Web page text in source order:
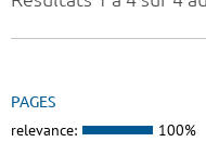
PAGES
relevance: 100%